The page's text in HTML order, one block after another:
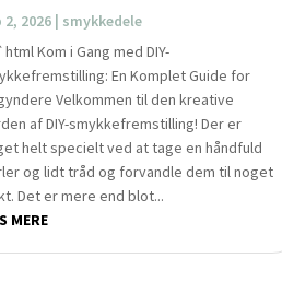
2, 2026| smykkedele
Kom i Gang med DIY-
En Komplet Guide for
Velkommen til den kreative
af DIY-smykkefremstilling! Der er
helt specielt ved at tage en håndfuld
og lidt tråd og forvandle dem til noget
Det er mere end blot...
MERE